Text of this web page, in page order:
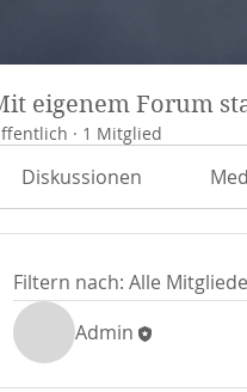
eigenem Forum
· 1 Mitglied
Diskussionen
Filtern nach: Alle
Admin